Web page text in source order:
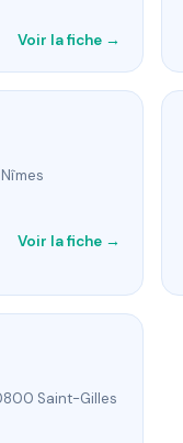
Voir la fiche →
Voir la fiche →
Saint-Gilles